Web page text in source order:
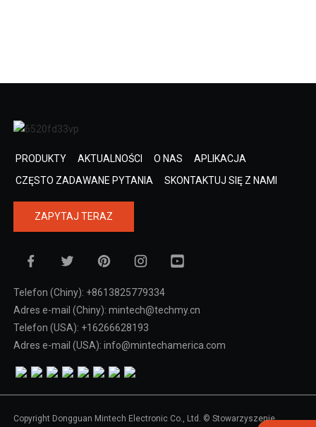
PRODUKTY AKTUALNOŚCI O NAS
APLIKACJA
CZĘSTO ZADAWANE PYTANIA
SKONTAKTUJ SIĘ Z NAMI
ZAPYTAJ TERAZ
Telefon (Chiny): +8613825779334
Adres e-mail (Chiny): mintech@techmy.cn
Telefon (USA): +16266628193
Adres e-mail (USA): info@mintechamerica.com
Copyright Dongguan Mintech Electronic Co., Ltd. © Stowarzyszenie